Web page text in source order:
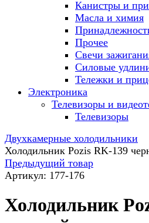
Канистры и
Масла и химия
Прочее
Свечи
Силовые
Тележки и
Электроника
Телевизоры и
Телевизоры
Двухкамерные холодильники
Холодильник Pozis RK-139
Предыдущий товар
Артикул: 177-176
Холодильник